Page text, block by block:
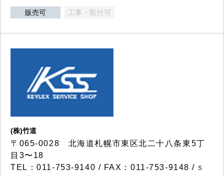
販売可 工事・取付可
(株)竹道
〒065-0028 北海道札幌市東区北二十八条東5丁
目3〜18
TEL：011-753-9140 / FAX：011-753-9148 / s